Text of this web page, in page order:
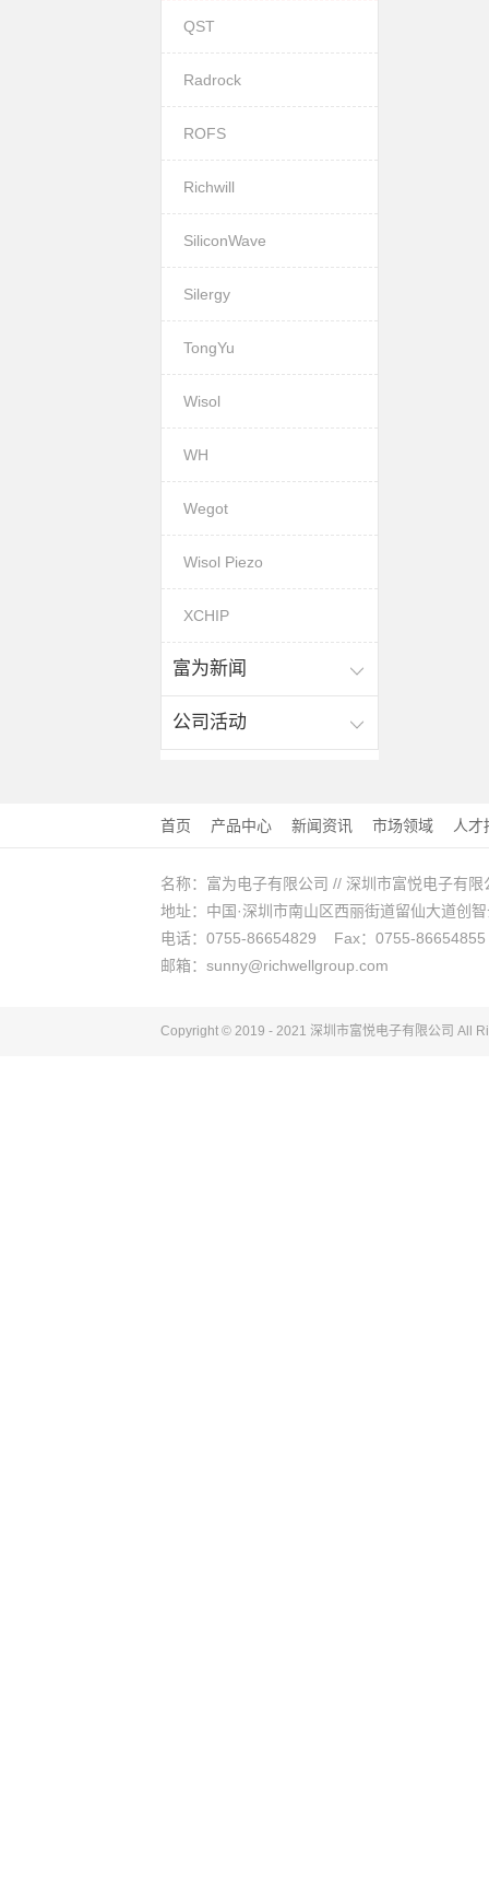
QST
Radrock
ROFS
Richwill
SiliconWave
Silergy
TongYu
Wisol
WH
Wegot
Wisol Piezo
XCHIP
富为新闻
公司活动
首页 产品中心 新闻资讯 市场领域 人才
名称：富为电子有限公司 // 深圳市富悦电子有限
地址：中国·深圳市南山区西丽街道留仙大道创
电话：0755-86654829 Fax：0755-86654855
邮箱：sunny@richwellgroup.com
Copyright © 2019 - 2021 深圳市富悦电子有限公司 All